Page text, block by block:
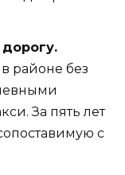
районе без
За пять лет
с